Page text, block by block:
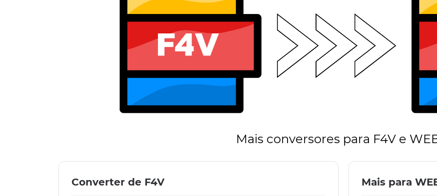
Mais conversores para F4V e
Converter de F4V Mais para